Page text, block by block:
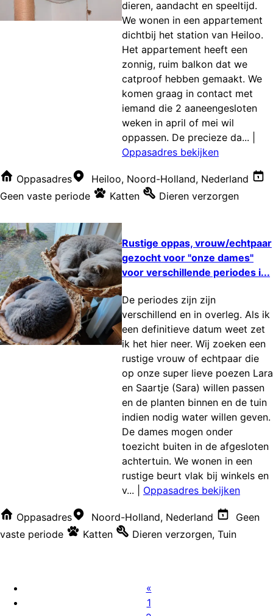
dieren, aandacht en speeltijd.
We wonen in een appartement
dichtbij het station van Heiloo.
Het appartement heeft een
zonnig, ruim balkon dat we
catproof hebben gemaakt. We
komen graag in contact met
iemand die 2 aaneengesloten
weken in april of mei wil
oppassen. De precieze da...
Oppasadres bekijken
Oppasadres
Heiloo, Noord-Holland, Nederland
Geen vaste periode
Katten Dieren verzorgen
Rustige oppas, vrouw/echtpaar
gezocht voor "onze dames"
voor verschillende periodes i...
De periodes zijn zijn
verschillend en in overleg. Als ik
een definitieve datum weet zet
ik het hier neer. Wij zoeken een
rustige vrouw of echtpaar die
op onze super lieve poezen Lara
en Saartje (Sara) willen passen
en de planten binnen en de tuin
indien nodig water willen geven.
De dames mogen onder
toezicht buiten in de afgesloten
achtertuin. We wonen in een
rustige beurt vlak bij winkels en
v...
Oppasadres bekijken
Oppasadres Noord-Holland, Nederland
Geen
vaste periode
Katten Dieren verzorgen, Tuin
«
1